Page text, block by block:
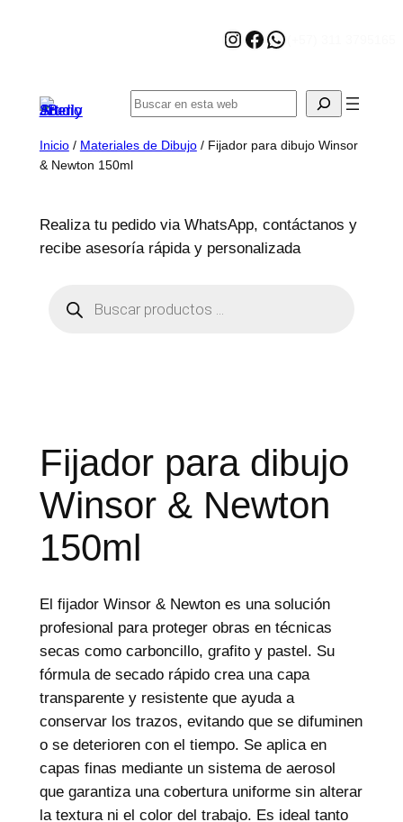
Instagram
Facebook
WhatsApp
Buscar
Inicio/ Materiales de Dibujo/ Fijador para dibujo Winsor
& Newton 150ml
Realiza tu pedido via WhatsApp, contáctanos y
recibe asesoría rápida y personalizada
r
o
u
c
t
o
Fijador para dibujo
Winsor & Newton
150ml
El fijador Winsor & Newton es una solución
profesional para proteger obras en técnicas
secas como carboncillo, grafito y pastel. Su
fórmula de secado rápido crea una capa
transparente y resistente que ayuda a
conservar los trazos, evitando que se difuminen
o se deterioren con el tiempo. Se aplica en
capas finas mediante un sistema de aerosol
que garantiza una cobertura uniforme sin alterar
la textura ni el color del trabajo. Es ideal tanto